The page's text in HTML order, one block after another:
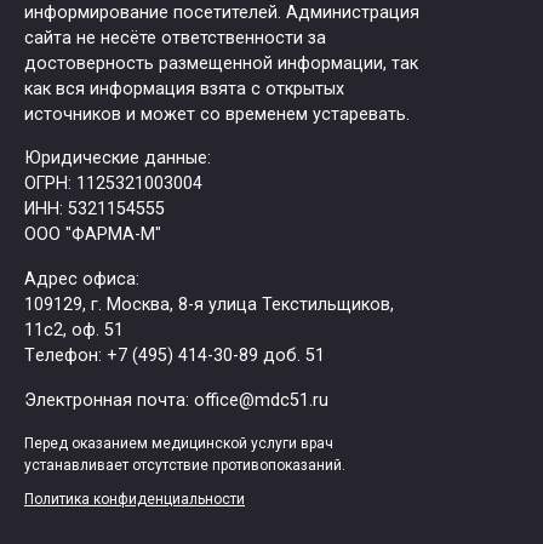
информирование посетителей. Администрация
сайта не несёте ответственности за
достоверность размещенной информации, так
как вся информация взята с открытых
источников и может со временем устаревать.
Юридические данные:
ОГРН: 1125321003004
ИНН: 5321154555
ООО "ФАРМА-М"
Адрес офиса:
109129, г. Москва, ​8-я улица Текстильщиков,
11с2, оф. 51
Tелефон: +7 (495) 414-30-89 доб. 51
Электронная почта: office@mdc51.ru
Перед оказанием медицинской услуги врач
устанавливает отсутствие противопоказаний.
Политика конфиденциальности